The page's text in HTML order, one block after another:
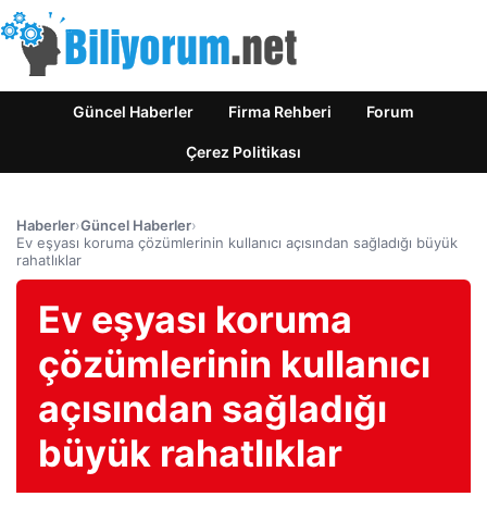
Güncel Haberler Firma Rehberi Forum
Çerez Politikası
Haberler›Güncel Haberler›
Ev eşyası koruma çözümlerinin kullanıcı açısından sağladığı büyük
rahatlıklar
Ev eşyası koruma
çözümlerinin kullanıcı
açısından sağladığı
büyük rahatlıklar